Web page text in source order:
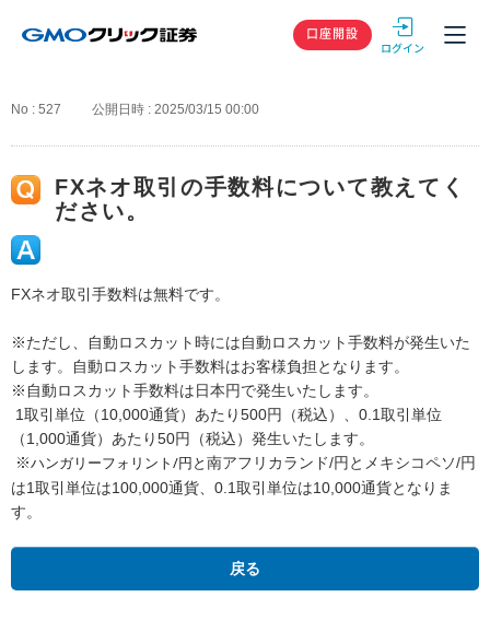
GMOクリック
口座開設
No : 527 公開日時 : 2025/03/15 00:00
FXネオ取引の手数料について教えてく
ださい。
FXネオ取引手数料は無料です。
※ただし、自動ロスカット時には自動ロスカット手数料が発生いた
します。自動ロスカット手数料はお客様負担となります。
※自動ロスカット手数料は日本円で発生いたします。
1取引単位（10,000通貨）あたり500円（税込）、0.1取引単位
（1,000通貨）あたり50円（税込）発生いたします。
※ハンガリーフォリント/円と南アフリカランド/円とメキシコペソ/円
は1取引単位は100,000通貨、0.1取引単位は10,000通貨となりま
す。
戻る